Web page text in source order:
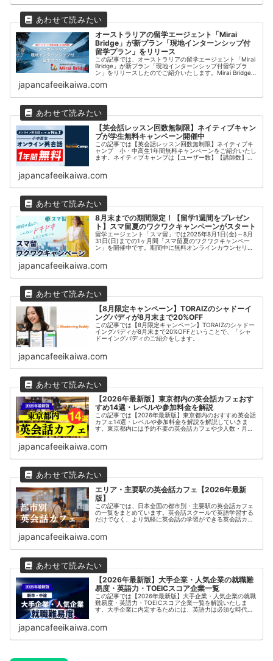
オーストラリアの留学エージェント「Mirai
Bridge」が新プラン「現地インターンシップ付
留学プラン」をリリース
この記事では、オーストラリアの留学エージェント「Mirai
Bridge」が新プラン「現地インターンシップ付留学プラ
ン」をリリースしたのでご紹介いたします。Mirai Bridge
ルドコー...
japancafeeikaiwa.com
【英会話レッスン回数無制限】ネイティブキャン
プが学生無料キャンペーン開催中
この記事では【英会話レッスン回数無制限】ネイティブキ
ャンプ 小・中高生1年間無料キャンペーンをご紹介いたし
ます。ネイティブキャンプは【ユーザー数】【講師数】
japancafeeikaiwa.com
8月末までの期間限定！【留学1週間をプレゼン
ト】スマ留夏のワクワクキャンペーンがスタート
留学エージェント「スマ留」では2025年8月1日(金)～8月
31日(日)までの1ヶ月間「スマ留夏のワクワクキャンペー
ン」を開催中です。期間中に無料オンラインカウンセリン
japancafeeikaiwa.com
【8月限定キャンペーン】TORAIZのシャドーイ
ングバディが8月末まで20%OFF
この記事では【8月限定キャンペーン】TORAIZのシャドー
イングバディが8月末まで20%OFFということで、「シャ
ドーイングバディのご紹介をします。
japancafeeikaiwa.com
【2026年最新版】東京都内の英会話カフェおす
すめ14選・レベルや参加料金を解説
この記事では【2026年最新版】東京都内のおすすめ英会話
カフェ14選・レベルや参加料金を解説を解説していきま
す。東京都内には予約不要の英会話カフェや少人数・月額
japancafeeikaiwa.com
エリア・主要駅の英会話カフェ【2026年最新
版】
この記事では、日本全国の都市別・主要駅の英会話カフェ
の一覧をまとめています。英会話スクールで英語学習する
だけでなく、より気軽に英会話の学習ができる英会話カフ
japancafeeikaiwa.com
【2026年最新版】大手企業・人気企業の就職難
易度・英語力・TOEICスコア企業一覧
この記事では【2026年最新版】大手企業・人気企業の就職
難易度・英語力・TOEICスコア企業一覧を解説いたしま
す。大手企業に内定するためには、英語力は必須な時代に
japancafeeikaiwa.com